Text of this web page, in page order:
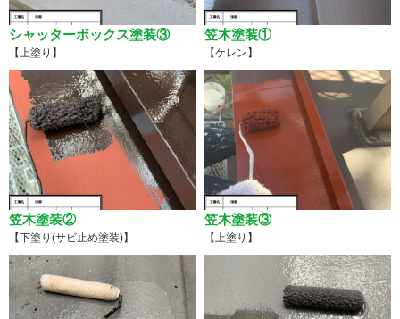
シャッターボックス塗装③
【上塗り】
笠木塗装①
【ケレン】
笠木塗装②
【下塗り(サビ止め塗装)】
笠木塗装③
【上塗り】